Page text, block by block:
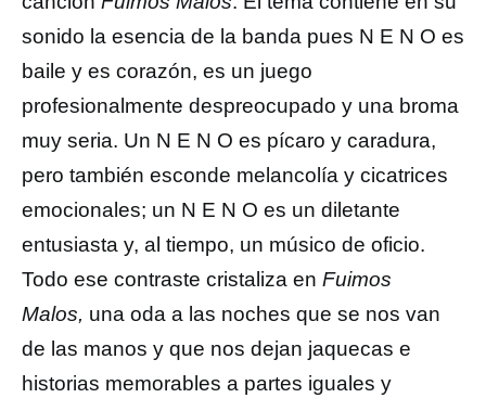
sonido la esencia de la banda pues N E N O es
baile y es corazón, es un juego
profesionalmente despreocupado y una broma
muy seria. Un N E N O es pícaro y caradura,
pero también esconde melancolía y cicatrices
emocionales; un N E N O es un diletante
entusiasta y, al tiempo, un músico de oficio.
Todo ese contraste cristaliza en Fuimos
Malos, una oda a las noches que se nos van
de las manos y que nos dejan jaquecas e
historias memorables a partes iguales y